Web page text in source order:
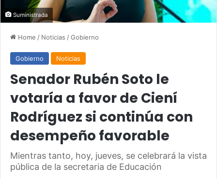
Suministrada
Home / Noticias /Gobierno
Gobierno Noticias
Senador Rubén Soto le
votaría a favor de Ciení
Rodríguez si continúa con
desempeño favorable
Mientras tanto, hoy, jueves, se celebrará la vista
pública de la secretaria de Educación